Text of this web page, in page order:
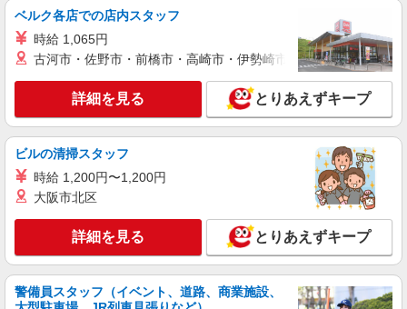
（規定あり） ゜+゜・。○。・゜+゜・。○。・゜
+゜ 入社祝い金10万円支給(規定有) お友達を紹介
頂くと, インセンティブ支給(規定有) ★月2回払
い・週払い可能（規程有）★ ゜・。○。・゜
詳細を見る
株式会社シエロ
【softbank】の携帯販売スタッフ
時給1600円〜 ※残業代支給 ★交通費別途支給
頂くと, インセンティブ支給(規定有) ★月2回払
い・週払い可能（規程有）★ ゜・。○。・゜
+゜・。○。・゜+゜
東京都八王子市のsoftbankショップ
キープ 詳細を見る
派遣社員 紹介予定派遣
ベルク各店での店内スタッフ
時給 1,065円
古河市・佐野市・前橋市・高崎市・伊勢崎市・太田市・館林市
詳細を見る とりあえずキープ
ビルの清掃スタッフ
時給 1,200円〜1,200円
大阪市北区
詳細を見る とりあえずキープ
警備員スタッフ（イベント、道路、商業施設、